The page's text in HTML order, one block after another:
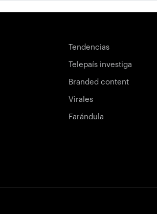
Tendencias
Telepaís investiga
Branded content
Virales
Farándula